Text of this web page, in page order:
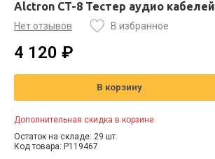
Alctron CT-8 Тестер аудио кабелей
Нет отзывов В избранное
4 120 ₽
В корзину
Дополнительная скидка в корзине
Остаток на складе: 29 шт.
Код товара: P119467